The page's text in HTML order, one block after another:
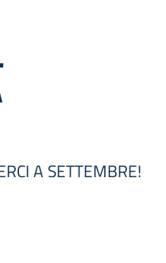
A SETTEMBRE!